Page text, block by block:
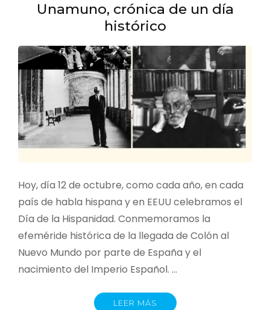
Unamuno, crónica de un día
histórico
Hoy, día 12 de octubre, como cada año, en cada
país de habla hispana y en EEUU celebramos el
Día de la Hispanidad. Conmemoramos la
efeméride histórica de la llegada de Colón al
Nuevo Mundo por parte de España y el
nacimiento del Imperio Español. …
LEER MÁS